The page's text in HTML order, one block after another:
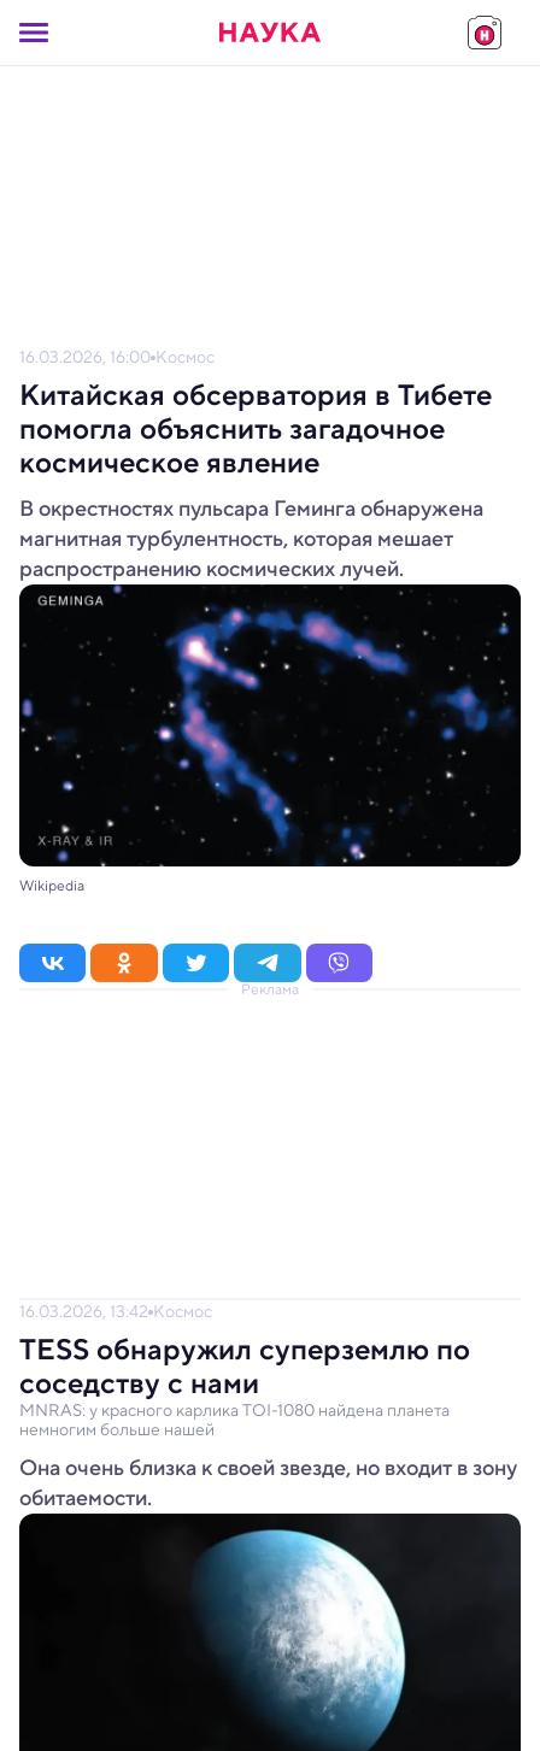
16.03.2026, 16:00 Космос
Китайская обсерватория в Тибете
помогла объяснить загадочное
космическое явление
В окрестностях пульсара Геминга обнаружена
магнитная турбулентность, которая мешает
распространению космических лучей.
Wikipedia
Реклама
16.03.2026, 13:42 Космос
TESS обнаружил суперземлю по
соседству с нами
MNRAS: у красного карлика TOI-1080 найдена планета
немногим больше нашей
Она очень близка к своей звезде, но входит в зону
обитаемости.